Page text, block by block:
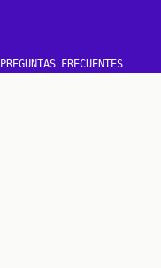
PREGUNTAS FRECUENTES